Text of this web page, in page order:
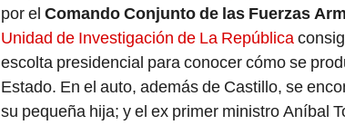
por el Comando Conjunto de las Fuerzas
Unidad de Investigación de La República
escolta presidencial para conocer cómo se
Estado. En el auto, además de Castillo, se
su pequeña hija; y el ex primer ministro Aníbal